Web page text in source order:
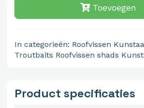
Toevoegen
In categorieën: Roofvissen
Troutbaits Roofvissen shads
Product specificaties